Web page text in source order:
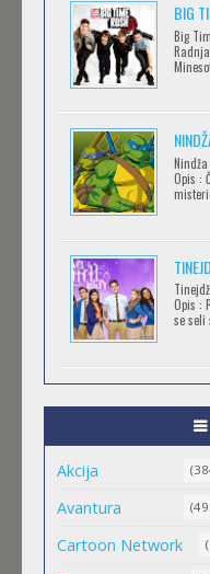
CLEAN
Feb 12
Feb 11
Feb 11
TRIGUN
Feb 11 2023
ORIENT
Feb 11
BIG
Big
Opis :
Opis :
se seli
Akcija
Avantura
Cartoon Network